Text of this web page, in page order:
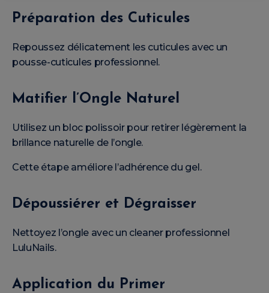
Préparation des Cuticules
Repoussez délicatement les cuticules avec un
pousse-cuticules professionnel.
Matifier l’Ongle Naturel
Utilisez un bloc polissoir pour retirer légèrement la
brillance naturelle de l’ongle.
Cette étape améliore l’adhérence du gel.
Dépoussiérer et Dégraisser
Nettoyez l’ongle avec un cleaner professionnel
LuluNails.
Application du Primer